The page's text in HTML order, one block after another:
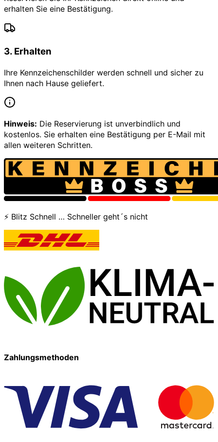
erhalten Sie eine Bestätigung.
3. Erhalten
Ihre Kennzeichenschilder werden schnell und sicher zu
Ihnen nach Hause geliefert.
Hinweis: Die Reservierung ist unverbindlich und
kostenlos. Sie erhalten eine Bestätigung per E-Mail mit
allen weiteren Schritten.
⚡ Blitz Schnell … Schneller geht´s nicht
Zahlungsmethoden